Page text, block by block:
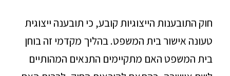
חוק התובענות הייצוגיות קובע, כי תובענה ייצוגית
טעונה אישור בית המשפט. בהליך מקדמי זה בוחן
בית המשפט האם מתקיימים התנאים המהותיים